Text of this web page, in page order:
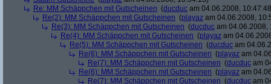
Re: MM Schäppchen mit Gutscheinen (ducduc am 04.06.2008,
Re(2): MM Schäppchen mit Gutscheinen (playaz am 04.06.2008,
Re(3): MM Schäppchen mit Gutscheinen (ducduc am 04.06.2008,
Re(4): MM Schäppchen mit Gutscheinen (playaz am
Re(5): MM Schäppchen mit Gutscheinen (ducduc am
Re(6): MM Schäppchen mit Gutscheinen (playaz am
Re(7): MM Schäppchen mit Gutscheinen (ducduc am
Re(6): MM Schäppchen mit Gutscheinen (playaz am
Re(7): MM Schäppchen mit Gutscheinen (ducduc am